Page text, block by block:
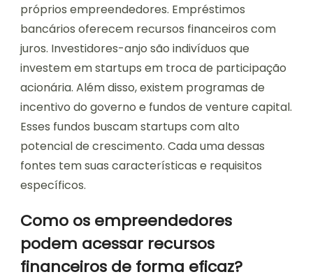
próprios empreendedores. Empréstimos
bancários oferecem recursos financeiros com
juros. Investidores-anjo são indivíduos que
investem em startups em troca de participação
acionária. Além disso, existem programas de
incentivo do governo e fundos de venture capital.
Esses fundos buscam startups com alto
potencial de crescimento. Cada uma dessas
fontes tem suas características e requisitos
específicos.
Como os empreendedores
podem acessar recursos
financeiros de forma eficaz?